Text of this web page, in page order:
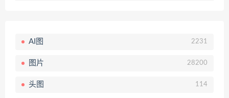
AI图 2231
图片 28200
头图 114